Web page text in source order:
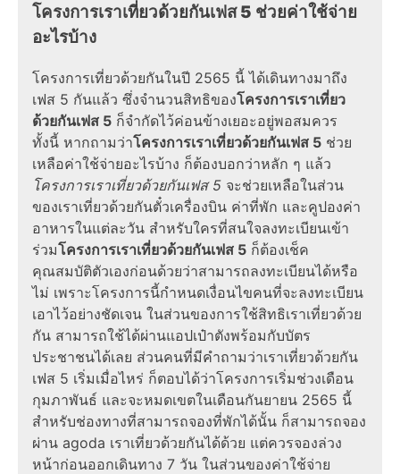
โครงการเราเที่ยวด้วยกันเฟส 5 ช่วยค่าใช้จ่าย
อะไรบ้าง
โครงการเที่ยวด้วยกันในปี 2565 นี้ ได้เดินทางมาถึง
เฟส 5 กันแล้ว ซึ่งจำนวนสิทธิของโครงการเราเที่ยว
ด้วยกันเฟส 5 ก็จำกัดไว้ค่อนข้างเยอะอยู่พอสมควร
ทั้งนี้ หากถามว่าโครงการเราเที่ยวด้วยกันเฟส 5 ช่วย
เหลือค่าใช้จ่ายอะไรบ้าง ก็ต้องบอกว่าหลัก ๆ แล้ว
โครงการเราเที่ยวด้วยกันเฟส 5 จะช่วยเหลือในส่วน
ของเราเที่ยวด้วยกันตั๋วเครื่องบิน ค่าที่พัก และคูปองค่า
อาหารในแต่ละวัน สำหรับใครที่สนใจลงทะเบียนเข้า
ร่วมโครงการเราเที่ยวด้วยกันเฟส 5 ก็ต้องเช็ค
คุณสมบัติตัวเองก่อนด้วยว่าสามารถลงทะเบียนได้หรือ
ไม่ เพราะโครงการนี้กำหนดเงื่อนไขคนที่จะลงทะเบียน
เอาไว้อย่างชัดเจน ในส่วนของการใช้สิทธิเราเที่ยวด้วย
กัน สามารถใช้ได้ผ่านแอปเป๋าตังพร้อมกับบัตร
ประชาชนได้เลย ส่วนคนที่มีคำถามว่าเราเที่ยวด้วยกัน
เฟส 5 เริ่มเมื่อไหร่ ก็ตอบได้ว่าโครงการเริ่มช่วงเดือน
กุมภาพันธ์ และจะหมดเขตในเดือนกันยายน 2565 นี้
สำหรับช่องทางที่สามารถจองที่พักได้นั้น ก็สามารถจอง
ผ่าน agoda เราเที่ยวด้วยกันได้ด้วย แต่ควรจองล่วง
หน้าก่อนออกเดินทาง 7 วัน ในส่วนของค่าใช้จ่าย